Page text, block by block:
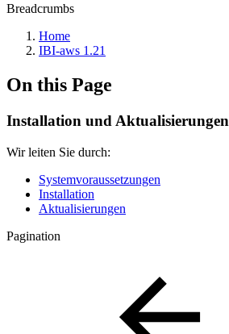
Breadcrumbs
Home
IBI-aws 1.21
On this Page
Installation und Aktualisierungen
Wir leiten Sie durch:
Systemvoraussetzungen
Installation
Aktualisierungen
Pagination